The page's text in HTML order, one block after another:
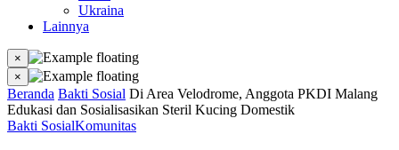
Ukraina
Lainnya
×
×
Beranda Bakti Sosial Di Area Velodrome, Anggota PKDI Malang
Edukasi dan Sosialisasikan Steril Kucing Domestik
Bakti SosialKomunitas